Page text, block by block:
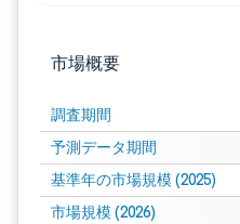
市場概要
調査期間
予測データ期間
基準年の市場規模 (2025)
市場規模 (2026)